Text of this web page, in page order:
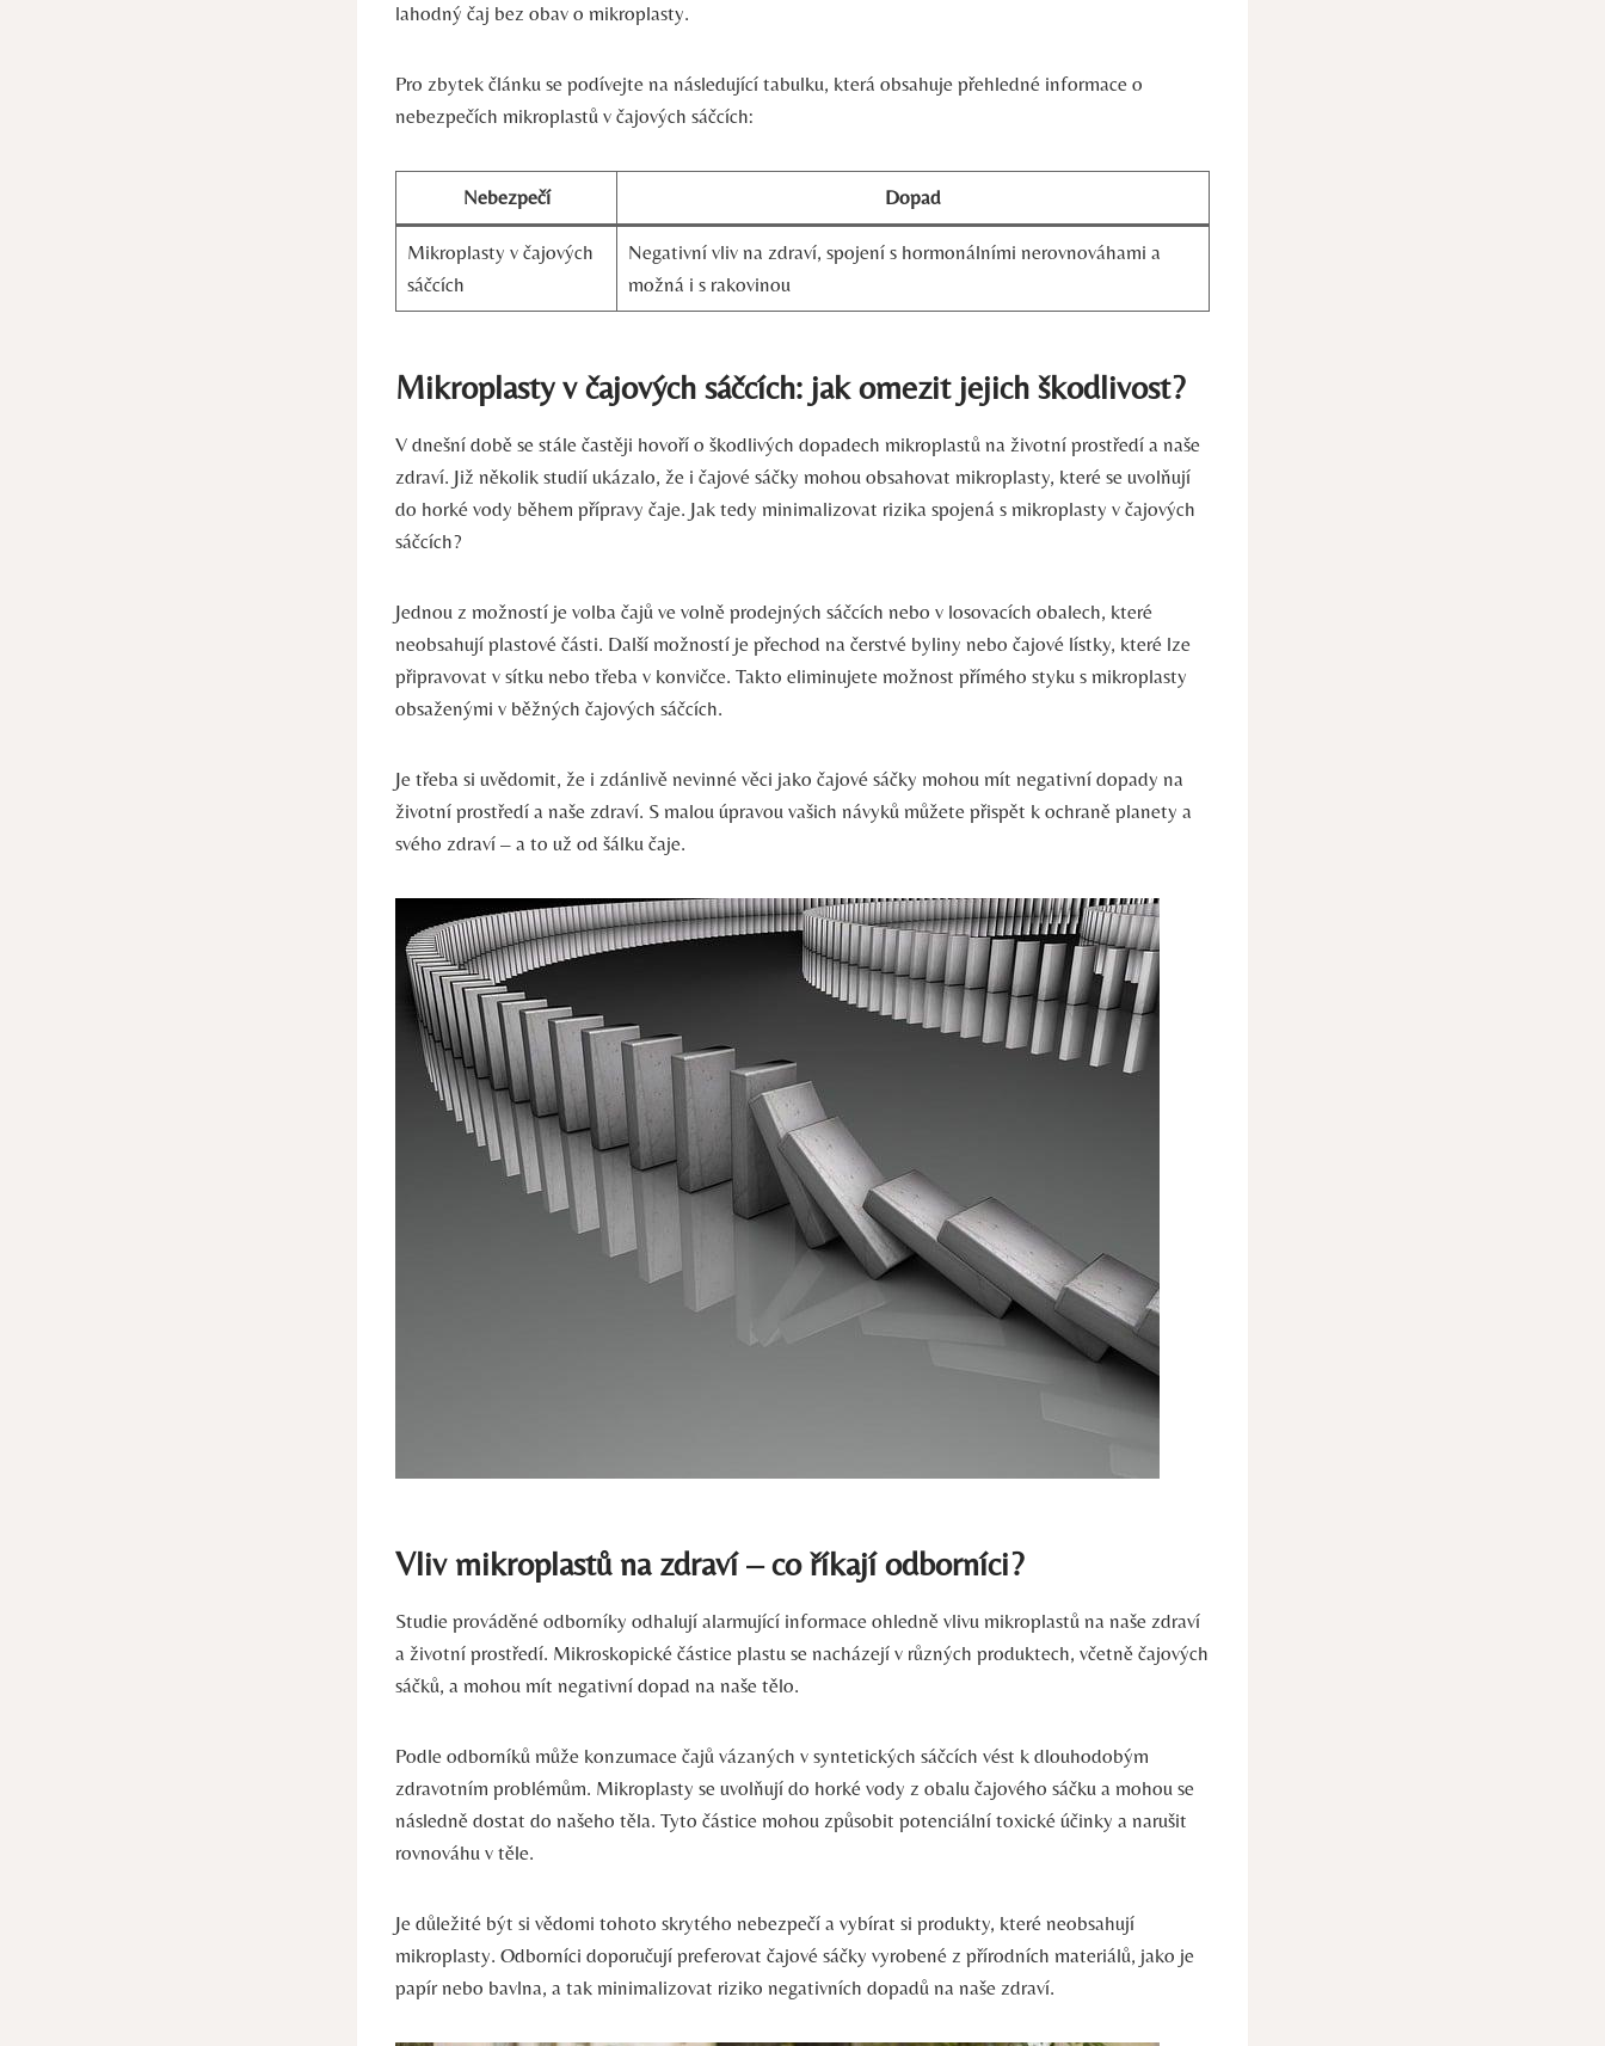
lahodný čaj bez obav o mikroplasty.
Pro zbytek článku se podívejte na následující tabulku, která obsahuje přehledné informace o
nebezpečích mikroplastů v čajových sáčcích:
Nebezpečí Dopad
Mikroplasty v čajových
sáčcích
Negativní vliv na zdraví, spojení s hormonálními nerovnováhami a
možná i s rakovinou
Mikroplasty v čajových sáčcích: jak omezit jejich škodlivost?
V dnešní době se stále častěji hovoří o škodlivých dopadech mikroplastů na životní prostředí a naše
zdraví. Již několik studií ukázalo, že i čajové sáčky mohou obsahovat mikroplasty, které se uvolňují
do horké vody během přípravy čaje. Jak tedy minimalizovat rizika spojená s mikroplasty v čajových
sáčcích?
Jednou z možností je volba čajů ve volně prodejných sáčcích nebo v losovacích obalech, které
neobsahují plastové části. Další možností je přechod na čerstvé byliny nebo čajové lístky, které lze
připravovat v sítku nebo třeba v konvičce. Takto eliminujete možnost přímého styku s mikroplasty
obsaženými v běžných čajových sáčcích.
Je třeba si uvědomit, že i zdánlivě nevinné věci jako čajové sáčky mohou mít negativní dopady na
životní prostředí a naše zdraví. S malou úpravou vašich návyků můžete přispět k ochraně planety a
svého zdraví – a to už od šálku čaje.
Vliv mikroplastů na zdraví – co říkají odborníci?
Studie prováděné odborníky odhalují alarmující informace ohledně vlivu mikroplastů na naše zdraví
a životní prostředí. Mikroskopické částice plastu se nacházejí v různých produktech, včetně čajových
sáčků, a mohou mít negativní dopad na naše tělo.
Podle odborníků může konzumace čajů vázaných v syntetických sáčcích vést k dlouhodobým
zdravotním problémům. Mikroplasty se uvolňují do horké vody z obalu čajového sáčku a mohou se
následně dostat do našeho těla. Tyto částice mohou způsobit potenciální toxické účinky a narušit
rovnováhu v těle.
Je důležité být si vědomi tohoto skrytého nebezpečí a vybírat si produkty, které neobsahují
mikroplasty. Odborníci doporučují preferovat čajové sáčky vyrobené z přírodních materiálů, jako je
papír nebo bavlna, a tak minimalizovat riziko negativních dopadů na naše zdraví.